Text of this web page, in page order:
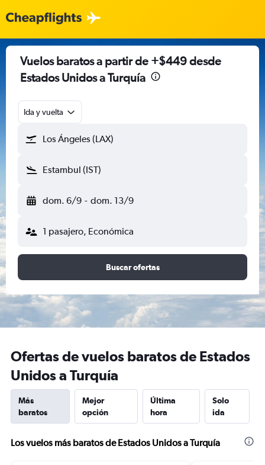
Vuelos baratos a partir de +$449 desde
Estados Unidos a Turquía
Ida y vuelta
Los Ángeles (LAX)
Estambul (IST)
dom. 6/9 - dom. 13/9
1 pasajero, Económica
Buscar ofertas
Ofertas de vuelos baratos de Estados
Unidos a Turquía
Más
baratos
Mejor
opción
Última
hora
Solo
ida
Los vuelos más baratos de Estados Unidos a Turquía